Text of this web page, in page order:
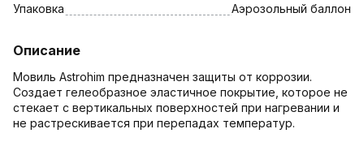
Упаковка Аэрозольный баллон
Описание
Мовиль Astrohim предназначен защиты от коррозии.
Создает гелеобразное эластичное покрытие, которое не
стекает с вертикальных поверхностей при нагревании и
не растрескивается при перепадах температур.